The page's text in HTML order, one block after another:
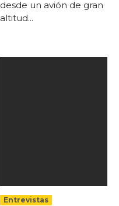
desde un avión de gran
altitud...
Entrevistas